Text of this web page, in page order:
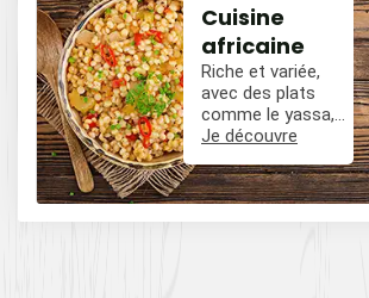
Cuisine
africaine
Riche et variée,
avec des plats
comme le yassa,
le poulet mafé, et
épicées avec du
poivre, du cumin,
et des piments.
Je découvre